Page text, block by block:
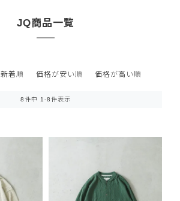
JQ商品一覧
新着順 価格が安い順 価格が高い順
8件中 1 -8件表示